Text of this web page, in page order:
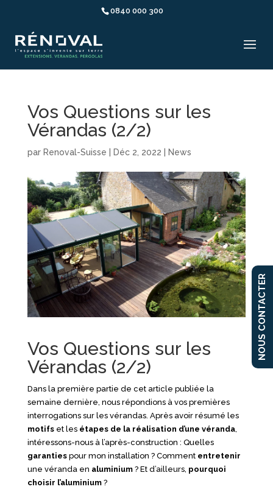
0840 000 300
Vos Questions sur les
Vérandas (2/2)
par Renoval-Suisse Déc 2, 2022 News
Vos Questions sur les
Vérandas (2/2)
Dans la première partie de cet article publiée la
semaine dernière, nous répondions à vos premières
interrogations sur les vérandas. Après avoir résumé les
motifset les étapes de la réalisation d’une véranda,
intéressons-nous à l’après-construction : Quelles
garantiespour mon installation ? Comment entretenir
une véranda en aluminium? Et d’ailleurs, pourquoi
choisir l’aluminium?
NOUS CONTACTER